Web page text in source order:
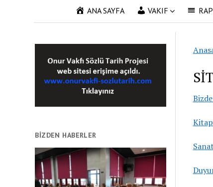
ANA SAYFA VAKIF
BIZDEN HABERLER
Kitap